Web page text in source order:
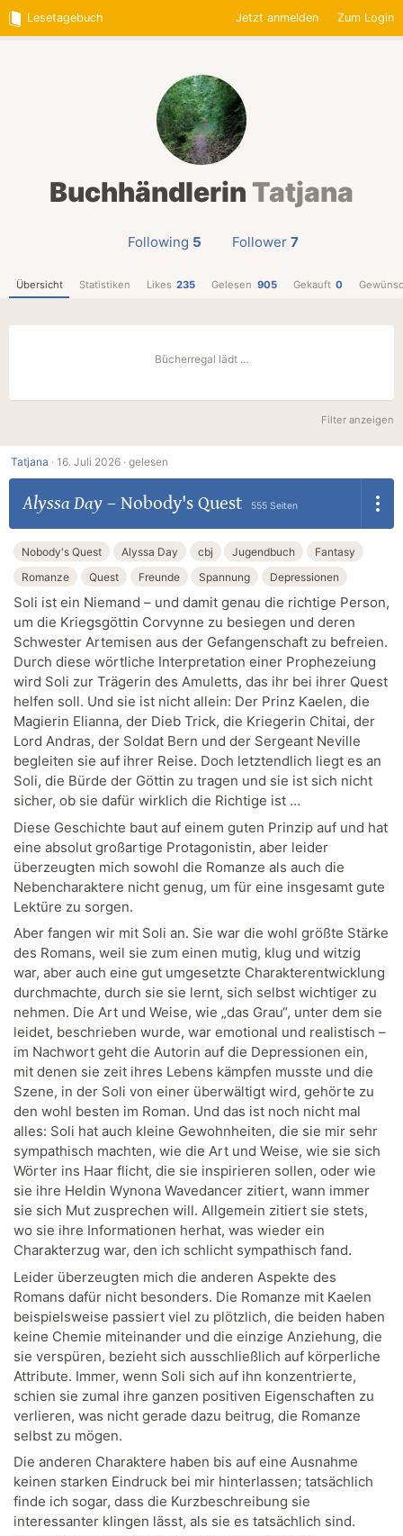
Lesetagebuch Jetzt anmelden Zum Login
Buchhändlerin Tatjana
Following 5 Follower 7
Übersicht Statistiken Likes 235 Gelesen 905 Gekauft 0
Bücherregal lädt …
Filter anzeigen
Tatjana · 16. Juli 2026 · gelesen
Alyssa Day– Nobody's Quest 555 Seiten
Nobody's Quest Alyssa Day cbj Jugendbuch
Fantasy
Romanze
Quest Freunde Spannung Depressionen
Soli ist ein Niemand – und damit genau die richtige Person,
um die Kriegsgöttin Corvynne zu besiegen und deren
Schwester Artemisen aus der Gefangenschaft zu befreien.
Durch diese wörtliche Interpretation einer Prophezeiung
wird Soli zur Trägerin des Amuletts, das ihr bei ihrer Quest
helfen soll. Und sie ist nicht allein: Der Prinz Kaelen, die
Magierin Elianna, der Dieb Trick, die Kriegerin Chitai, der
Lord Andras, der Soldat Bern und der Sergeant Neville
begleiten sie auf ihrer Reise. Doch letztendlich liegt es an
Soli, die Bürde der Göttin zu tragen und sie ist sich nicht
sicher, ob sie dafür wirklich die Richtige ist …
Diese Geschichte baut auf einem guten Prinzip auf und hat
eine absolut großartige Protagonistin, aber leider
überzeugten mich sowohl die Romanze als auch die
Nebencharaktere nicht genug, um für eine insgesamt gute
Lektüre zu sorgen.
Aber fangen wir mit Soli an. Sie war die wohl größte Stärke
des Romans, weil sie zum einen mutig, klug und witzig
war, aber auch eine gut umgesetzte Charakterentwicklung
durchmachte, durch sie sie lernt, sich selbst wichtiger zu
nehmen. Die Art und Weise, wie „das Grau“, unter dem sie
leidet, beschrieben wurde, war emotional und realistisch –
im Nachwort geht die Autorin auf die Depressionen ein,
mit denen sie zeit ihres Lebens kämpfen musste und die
Szene, in der Soli von einer überwältigt wird, gehörte zu
den wohl besten im Roman. Und das ist noch nicht mal
alles: Soli hat auch kleine Gewohnheiten, die sie mir sehr
sympathisch machten, wie die Art und Weise, wie sie sich
Wörter ins Haar flicht, die sie inspirieren sollen, oder wie
sie ihre Heldin Wynona Wavedancer zitiert, wann immer
sie sich Mut zusprechen will. Allgemein zitiert sie stets,
wo sie ihre Informationen herhat, was wieder ein
Charakterzug war, den ich schlicht sympathisch fand.
Leider überzeugten mich die anderen Aspekte des
Romans dafür nicht besonders. Die Romanze mit Kaelen
beispielsweise passiert viel zu plötzlich, die beiden haben
keine Chemie miteinander und die einzige Anziehung, die
sie verspüren, bezieht sich ausschließlich auf körperliche
Attribute. Immer, wenn Soli sich auf ihn konzentrierte,
schien sie zumal ihre ganzen positiven Eigenschaften zu
verlieren, was nicht gerade dazu beitrug, die Romanze
selbst zu mögen.
Die anderen Charaktere haben bis auf eine Ausnahme
keinen starken Eindruck bei mir hinterlassen; tatsächlich
finde ich sogar, dass die Kurzbeschreibung sie
interessanter klingen lässt, als sie es tatsächlich sind.